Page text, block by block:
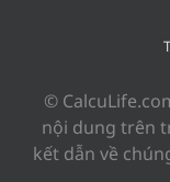
©
nội dung trên
kết dẫn về